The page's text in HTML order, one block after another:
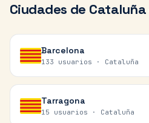
Ciudades de Cataluña
Barcelona
133 usuarios · Cataluña
Tarragona
15 usuarios · Cataluña